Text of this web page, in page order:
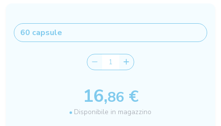
16,86 €
Disponibile in magazzino